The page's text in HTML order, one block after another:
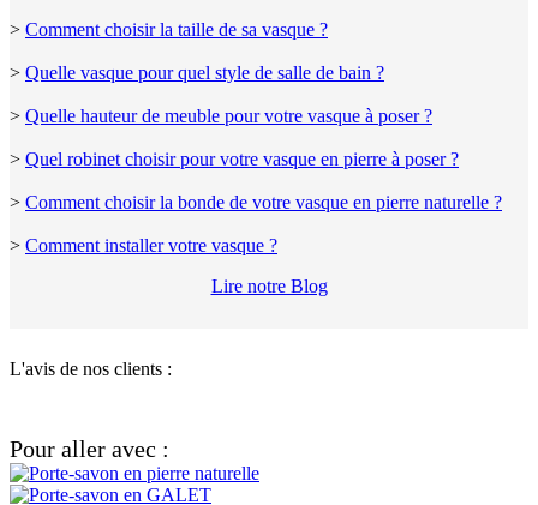
> Comment choisir la taille de sa vasque ?
> Quelle vasque pour quel style de salle de bain ?
> Quelle hauteur de meuble pour votre vasque à poser ?
> Quel robinet choisir pour votre vasque en pierre à poser ?
> Comment choisir la bonde de votre vasque en pierre naturelle ?
> Comment installer votre vasque ?
Lire notre Blog
L'avis de nos clients :
Pour aller avec :